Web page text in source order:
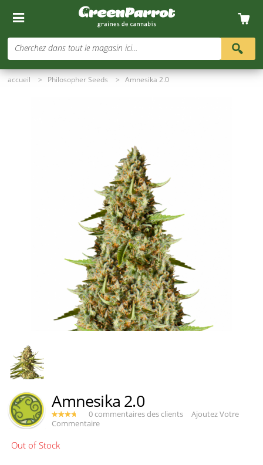
Cherchez dans tout le magasin ici...
accueil > Philosopher Seeds > Amnesika 2.0
Amnesika 2.0
0 commentaires des clients
Ajoutez Votre
Commentaire